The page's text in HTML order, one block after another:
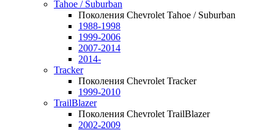
Tahoe / Suburban
Поколения Chevrolet Tahoe / Suburban
1988-1998
1999-2006
2007-2014
2014-
Tracker
Поколения Chevrolet Tracker
1999-2010
TrailBlazer
Поколения Chevrolet TrailBlazer
2002-2009